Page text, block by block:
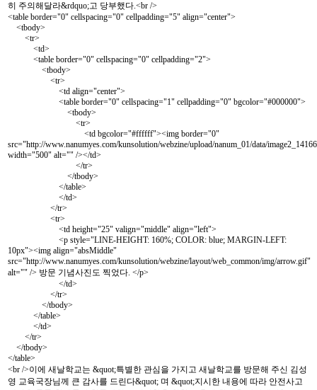
히 주의해달라&rdquo;고 당부했다.<br />
<table border="0" cellspacing="0" cellpadding="5" align="center">
<tbody>
<tr>
<td>
<table border="0" cellspacing="0" cellpadding="2">
<tbody>
<tr>
<td align="center">
<table border="0" cellspacing="1" cellpadding="0" bgcolor="#000000">
<tbody>
<tr>
<td bgcolor="#ffffff"><img border="0"
src="http://www.nanumyes.com/kunsolution/webzine/upload/nanum_01/data/
width="500" alt="" /></td>
</tr>
</tbody>
</table>
</td>
</tr>
<tr>
<td height="25" valign="middle" align="left">
<p style="LINE-HEIGHT: 160%; COLOR: blue; MARGIN-LEFT:
10px"><img align="absMiddle"
src="http://www.nanumyes.com/kunsolution/webzine/layout/web_common/img/arrow.gif"
alt="" /> 방문 기념사진도 찍었다. </p>
</td>
</tr>
</tbody>
</table>
</td>
</tr>
</tbody>
</table>
<br />이에 새날학교는 &quot;특별한 관심을 가지고 새날학교를 방문해 주신 김성
영 교육국장님께 큰 감사를 드린다&quot; 며 &quot;지시한 내용에 따라 안전사고